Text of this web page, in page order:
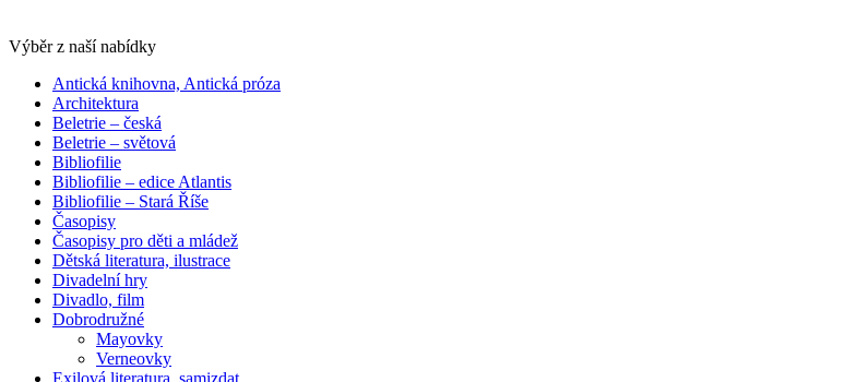
Výběr z naší nabídky
Antická knihovna, Antická próza
Architektura
Beletrie – česká
Beletrie – světová
Bibliofilie
Bibliofilie – edice Atlantis
Bibliofilie – Stará Říše
Časopisy
Časopisy pro děti a mládež
Dětská literatura, ilustrace
Divadelní hry
Divadlo, film
Dobrodružné
Mayovky
Verneovky
Exilová literatura, samizdat